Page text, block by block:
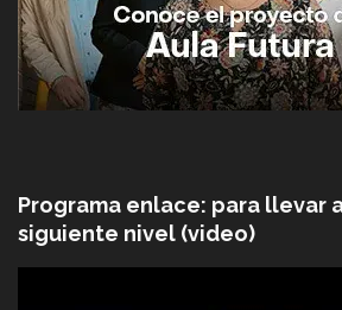
Programa enlace: para llevar
siguiente nivel (video)